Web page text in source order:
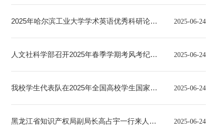
座通知
2025年哈尔滨工业大学学术英语优秀科研论文
作品评比通知
2025-06-24
人文社科学部召开2025年春季学期考风考纪暨
本科教育教学审核评估问卷调查工作宣贯会
2025-06-24
我校学生代表队在2025年全国高校学生国家安
全素养展示活动中荣获“追梦团队”
2025-06-24
黑龙江省知识产权局副局长高占宇一行来人文 2025-06-24